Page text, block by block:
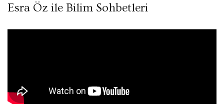
Esra Öz ile Bilim Sohbetleri